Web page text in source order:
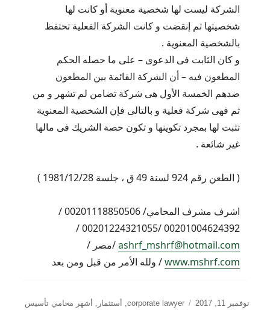
الشركة ليست لها شخصية معنوية أو كانت لها
شخصيتها ثم إنقضت و كانت الشركة الفعلية تحتفظ
بالشخصية المعنوية .
و كان الثابت فى الدعوى – على ما حصله الحكم
المطعون فيه – أن الشركة القائمة بين المطعون
ضدهم الخمسة الأول هى شركة تضامن لم تشهر و من
ثم فهى شركة فعلية و بالتالى فإن الشخصية المعنوية
تثبت لها بمجرد تكوينها و تكون حصة الشريك فى مالها
غير شائعة .
( الطعن رقم 924 لسنة 49 ق ، جلسة 1981/12/28 )
اشرف مشرف المحامي/ 00201118850506 /
00201004624392 /00201224321055 /
ashrf_mshrf@hotmail.com/مصر /
www.mshrf.com/ ولله الأمر من قبل ومن بعد
نُشرت
نوفمبر 11, 2017 التصنيفات
corporate lawyer
, أستثمار , أشهر محامي تأسيس